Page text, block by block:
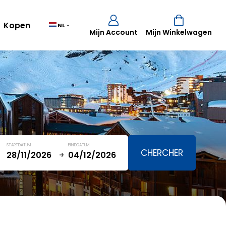
Kopen NL
Mijn Account Mijn Winkelwagen
Mand (0)
TOTAAL 0,00 €
WINKELMAND BEKIJKEN
STARTDATUM EINDDATUM
January
SAT SUN MON TUE WED THU SAT